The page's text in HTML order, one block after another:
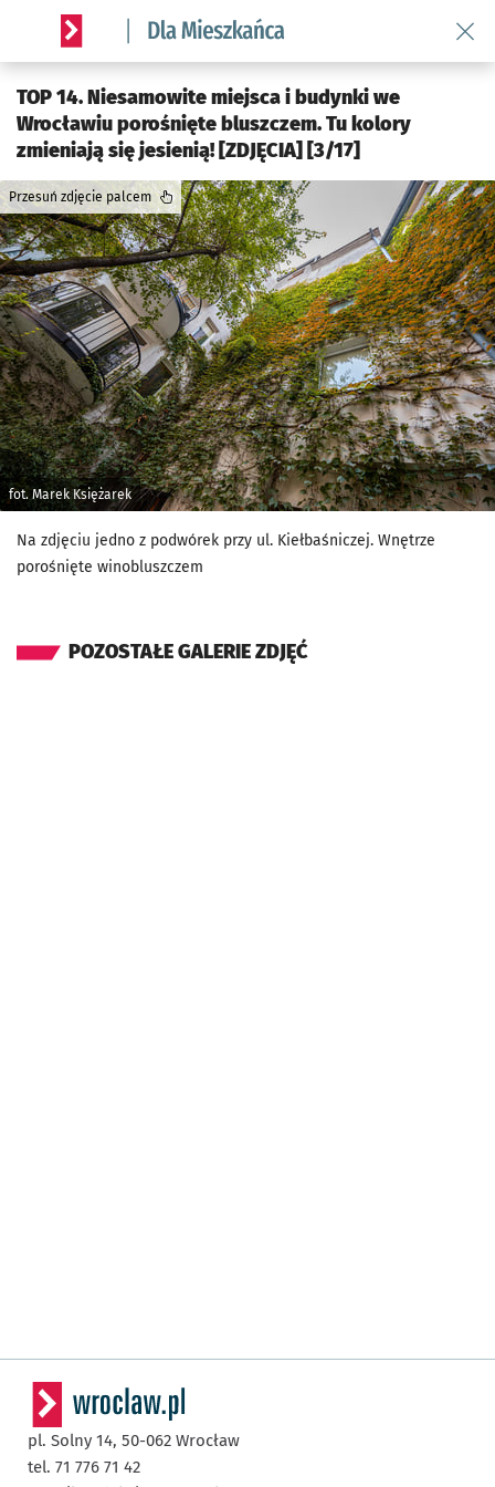
Serwis informacyjny wroclaw.pl podserwis: Dla mieszkańca
TOP 14. Niesamowite miejsca i budynki we
Wrocławiu porośnięte bluszczem. Tu kolory
zmieniają się jesienią! [ZDJĘCIA] [3/17]
fot. Marek Księżarek
Przesuń zdjęcie palcem
Na zdjęciu jedno z podwórek przy ul. Kiełbaśniczej. Wnętrze
porośnięte winobluszczem
POZOSTAŁE GALERIE ZDJĘĆ
pl. Solny 14, 50-062 Wrocław
tel. 71 776 71 42